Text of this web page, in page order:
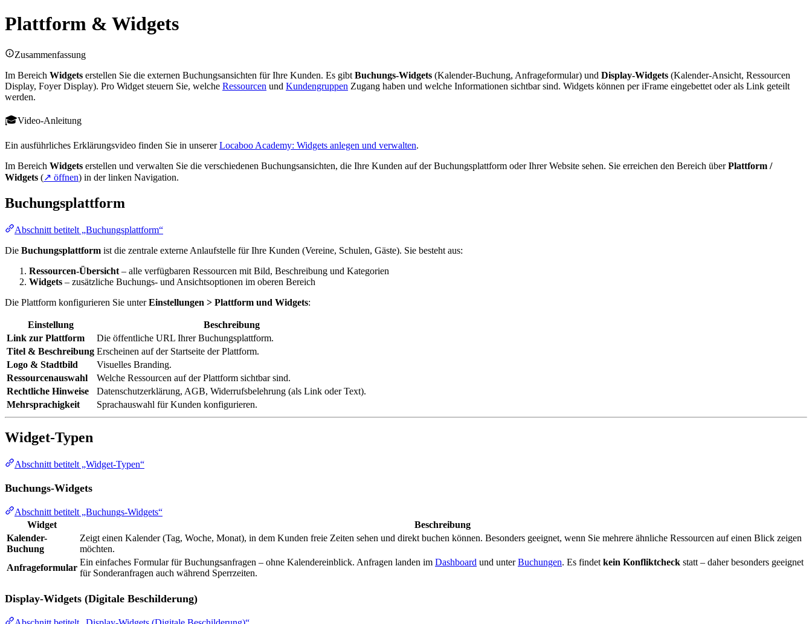
Plattform & Widgets
Zusammenfassung
Im Bereich Widgets erstellen Sie die externen Buchungsansichten für Ihre Kunden. Es gibt Buchungs-Widgets (Kalender-Buchung, Anfrageformular) und Display-Widgets (Kalender-Ansicht, Ressourcen
Display, Foyer Display). Pro Widget steuern Sie, welche Ressourcen und Kundengruppen Zugang haben und welche Informationen sichtbar sind. Widgets können per iFrame eingebettet oder als Link geteilt
werden.
Video-Anleitung
Ein ausführliches Erklärungsvideo finden Sie in unsererLocaboo Academy: Widgets anlegen und verwalten.
Im Bereich Widgets erstellen und verwalten Sie die verschiedenen Buchungsansichten, die Ihre Kunden auf der Buchungsplattform oder Ihrer Website sehen. Sie erreichen den Bereich überPlattform /
Widgets (↗ öffnen) in der linken Navigation.
Buchungsplattform
Abschnitt betitelt „Buchungsplattform“
Die Buchungsplattform ist die zentrale externe Anlaufstelle für Ihre Kunden (Vereine, Schulen, Gäste). Sie besteht aus:
Ressourcen-Übersicht – alle verfügbaren Ressourcen mit Bild, Beschreibung und Kategorien
Widgets – zusätzliche Buchungs- und Ansichtsoptionen im oberen Bereich
Die Plattform konfigurieren Sie unterEinstellungen > Plattform und Widgets:
Einstellung
Beschreibung
Link zur Plattform
Die öffentliche URL Ihrer Buchungsplattform.
Titel & Beschreibung Erscheinen auf der Startseite der Plattform.
Logo & Stadtbild
Visuelles Branding.
Ressourcenauswahl
Welche Ressourcen auf der Plattform sichtbar sind.
Rechtliche Hinweise
Datenschutzerklärung, AGB, Widerrufsbelehrung (als Link oder Text).
Mehrsprachigkeit
Sprachauswahl für Kunden konfigurieren.
Widget-Typen
Abschnitt betitelt „Widget-Typen“
Buchungs-Widgets
Abschnitt betitelt „Buchungs-Widgets“
Widget
Beschreibung
Kalender-
Buchung
Zeigt einen Kalender (Tag, Woche, Monat), in dem Kunden freie Zeiten sehen und direkt buchen können. Besonders geeignet, wenn Sie mehrere ähnliche Ressourcen auf einen Blick zeigen
möchten.
Anfrageformular
Ein einfaches Formular für Buchungsanfragen – ohne Kalendereinblick. Anfragen landen im Dashboard und unterBuchungen. Es findet kein Konfliktcheck statt – daher besonders geeignet
für Sonderanfragen auch während Sperrzeiten.
Display-Widgets (Digitale Beschilderung)